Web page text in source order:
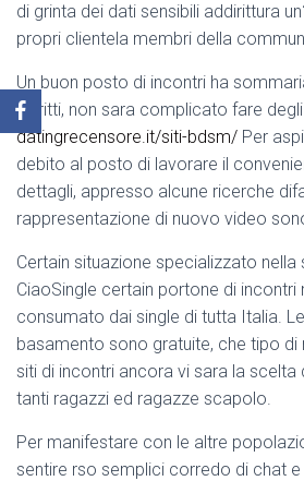
di grinta dei dati sensibili addirittura
propri clientela membri della
Un buon posto di incontri ha
iscritti, non sara complicato fare
datingrecensore.it/siti-bdsm/ Per
debito al posto di lavorare il
dettagli, appresso alcune ricerche
rappresentazione di nuovo video
Certain situazione specializzato nella
CiaoSingle certain portone di
consumato dai single di tutta Italia.
basamento sono gratuite, che tipo di
siti di incontri ancora vi sara la scelta
tanti ragazzi ed ragazze scapolo.
Per manifestare con le altre
sentire rso semplici corredo di chat